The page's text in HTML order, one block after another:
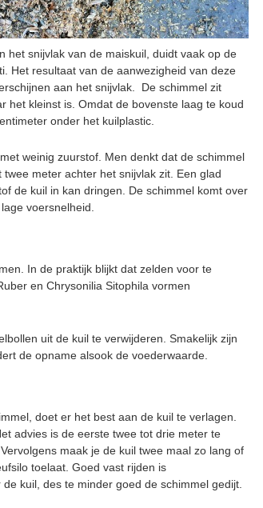
het snijvlak van de maiskuil, duidt vaak op de
Het resultaat van de aanwezigheid van deze
aan het snijvlak. De schimmel zit
het kleinst is. Omdat de bovenste laag te koud
onder het kuilplastic.
weinig zuurstof. Men denkt dat de schimmel
meter achter het snijvlak zit. Een glad
de kuil in kan dringen. De schimmel komt over
voersnelheid.
In de praktijk blijkt dat zelden voor te
en Chrysonilia Sitophila vormen
uit de kuil te verwijderen. Smakelijk zijn
de opname alsook de voederwaarde.
doet er het best aan de kuil te verlagen.
advies is de eerste twee tot drie meter te
maak je de kuil twee maal zo lang of
toelaat. Goed vast rijden is
kuil, des te minder goed de schimmel gedijt.